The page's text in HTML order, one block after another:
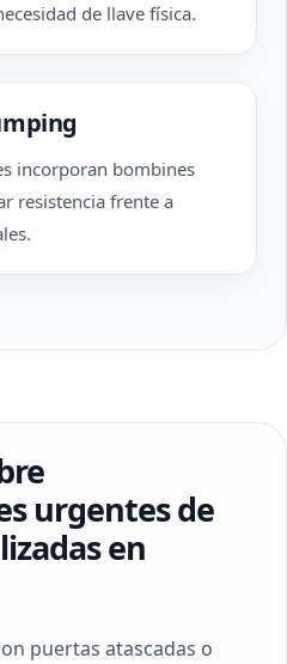
de llave física.
incorporan bombines
resistencia frente a
urgentes de
en
puertas atascadas o